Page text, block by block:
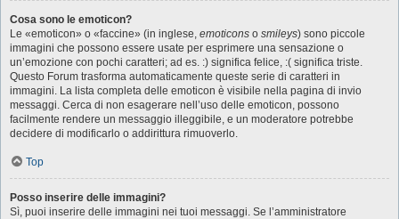
Cosa sono le emoticon?
Le «emoticon» o «faccine» (in inglese, emoticons o smileys) sono piccole
immagini che possono essere usate per esprimere una sensazione o
un’emozione con pochi caratteri; ad es. :) significa felice, :( significa triste.
Questo Forum trasforma automaticamente queste serie di caratteri in
immagini. La lista completa delle emoticon è visibile nella pagina di invio
messaggi. Cerca di non esagerare nell’uso delle emoticon, possono
facilmente rendere un messaggio illeggibile, e un moderatore potrebbe
decidere di modificarlo o addirittura rimuoverlo.
Top
Posso inserire delle immagini?
Sì, puoi inserire delle immagini nei tuoi messaggi. Se l’amministratore